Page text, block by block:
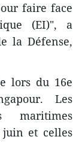
faire face
(EI)", a
la Défense,
lors du 16e
Les
maritimes
et celles